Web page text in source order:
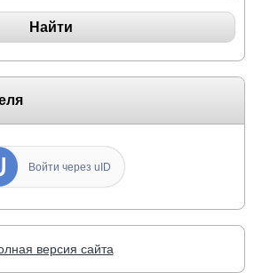
Войти через uID
версия сайта